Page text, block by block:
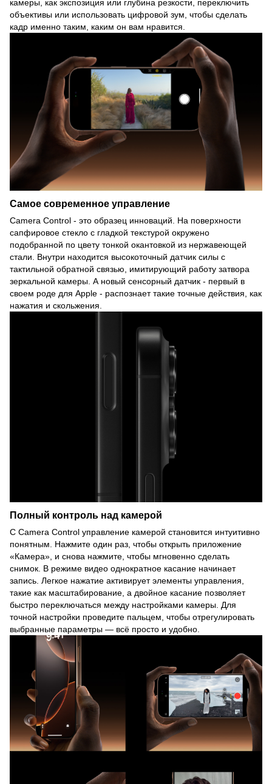
камеры, как экспозиция или глубина резкости, переключить
объективы или использовать цифровой зум, чтобы сделать
кадр именно таким, каким он вам нравится.
Самое современное управление
Camera Control - это образец инноваций. На поверхности
сапфировое стекло с гладкой текстурой окружено
подобранной по цвету тонкой окантовкой из нержавеющей
стали. Внутри находится высокоточный датчик силы с
тактильной обратной связью, имитирующий работу затвора
зеркальной камеры. А новый сенсорный датчик - первый в
своем роде для Apple - распознает такие точные действия, как
нажатия и скольжения.
Полный контроль над камерой
С Camera Control управление камерой становится интуитивно
понятным. Нажмите один раз, чтобы открыть приложение
«Камера», и снова нажмите, чтобы мгновенно сделать
снимок. В режиме видео однократное касание начинает
запись. Легкое нажатие активирует элементы управления,
такие как масштабирование, а двойное касание позволяет
быстро переключаться между настройками камеры. Для
точной настройки проведите пальцем, чтобы отрегулировать
выбранные параметры — всё просто и удобно.